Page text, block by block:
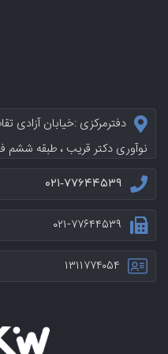
نوآوری دکتر قریب ، طبقه ششم
۰۲۱-۷۷۶۴۴۵۳۹
۰۲۱-۷۷۶۴۴۵۳۹